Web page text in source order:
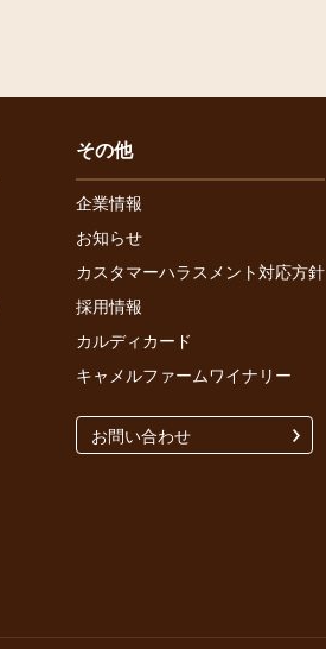
その他
企業情報
お知らせ
カスタマーハラスメント対応方針
採用情報
カルディカード
キャメルファームワイナリー
お問い合わせ